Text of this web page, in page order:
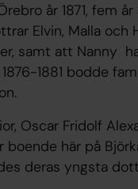
år 1871, fem
Elvin, Malla och
samt att Nanny
1881 bodde
Oscar Fridolf
här på
deras yngsta